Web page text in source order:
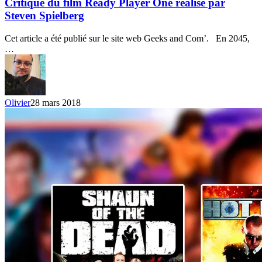
Ready
Player
réalisé
par
Steven
Spielberg
Critique du film Ready Player One réalisé par
Steven Spielberg
Cet article a été publié sur le site web Geeks and Com’. En 2045,
…
Olivier28 mars 2018